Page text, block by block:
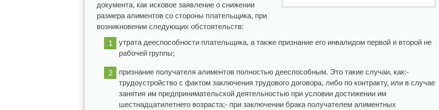
документа, как исковое заявление о снижении
размера алиментов со стороны плательщика, при
возникновении следующих обстоятельств:
утрата дееспособности плательщика, а также признание его инвалидом первой и второй не
рабочей группы;
признание получателя алиментов полностью дееспособным. Это такие случаи, как:-
трудоустройство с фактом заключения трудового договора, либо по контракту, или в случае
занятия им предпринимательской деятельностью при условии достижении им
шестнадцатилетнего возраста;- при заключении брака получателем алиментных